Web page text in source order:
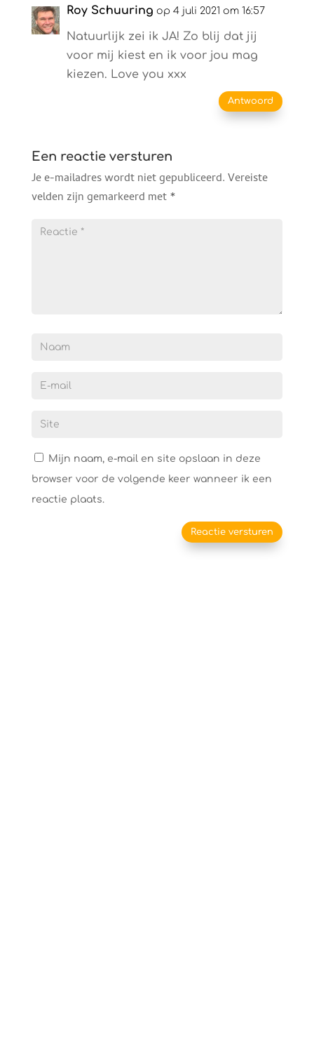
Roy Schuuring op 4 juli 2021 om 16:57
Natuurlijk zei ik JA! Zo blij dat jij
voor mij kiest en ik voor jou mag
kiezen. Love you xxx
Antwoord
Een reactie versturen
Je e-mailadres wordt niet gepubliceerd.Vereiste
velden zijn gemarkeerd met*
Mijn naam, e-mail en site opslaan in deze
browser voor de volgende keer wanneer ik een
reactie plaats.
Reactie versturen